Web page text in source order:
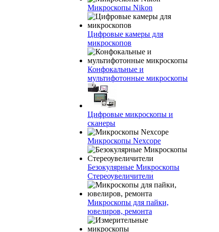
Микроскопы Nikon
Цифровые камеры для
микроскопов
Конфокальные и
мультифотонные микроскопы
Цифровые микроскопы и
сканеры
Микроскопы Nexcope
Безокулярные Микроскопы
Стереоувеличители
Микроскопы для пайки,
ювелиров, ремонта